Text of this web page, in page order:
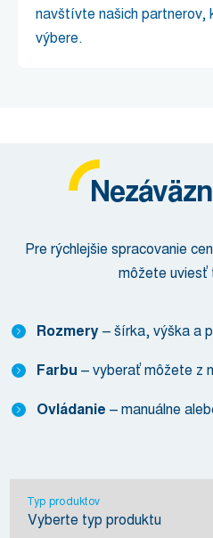
navštívte našich partnerov,
výbere.
Pre rýchlejšie spracovanie
môžete uviesť
Rozmery – šírka, výška a
Farbu – vyberať môžete z
Ovládanie – manuálne
Typ produktov